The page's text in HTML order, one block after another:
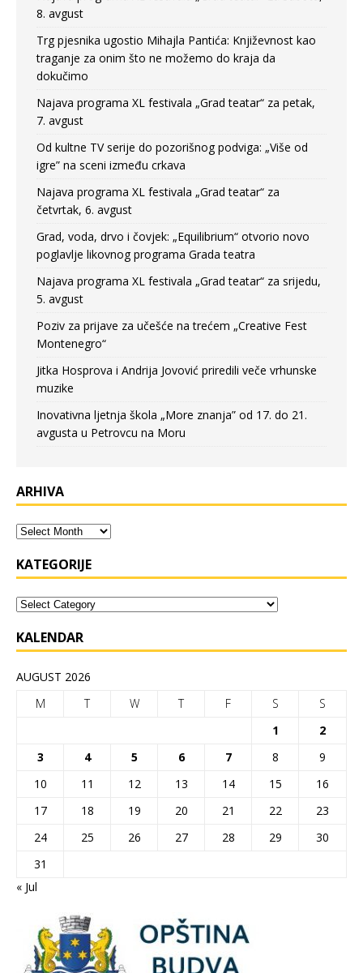
8. avgust
Trg pjesnika ugostio Mihajla Pantića: Književnost kao
traganje za onim što ne možemo do kraja da
dokučimo
Najava programa XL festivala „Grad teatar“ za petak,
7. avgust
Od kultne TV serije do pozorišnog podviga: „Više od
igre” na sceni između crkava
Najava programa XL festivala „Grad teatar“ za
četvrtak, 6. avgust
Grad, voda, drvo i čovjek: „Equilibrium“ otvorio novo
poglavlje likovnog programa Grada teatra
Najava programa XL festivala „Grad teatar“ za srijedu,
5. avgust
Poziv za prijave za učešće na trećem „Creative Fest
Montenegro“
Jitka Hosprova i Andrija Jovović priredili veče vrhunske
muzike
Inovativna ljetnja škola „More znanja” od 17. do 21.
avgusta u Petrovcu na Moru
ARHIVA
KATEGORIJE
KALENDAR
AUGUST 2026
M
T W T F S
S
1
2
3
4 5 6 7 8
9
10
11 12 13 14 15
16
17
18 19 20 21 22
23
24
25 26 27 28 29
30
31
« Jul